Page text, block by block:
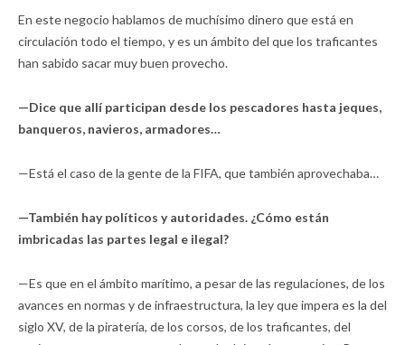
En este negocio hablamos de muchísimo dinero que está en
circulación todo el tiempo, y es un ámbito del que los traficantes
han sabido sacar muy buen provecho.
—Dice que allí participan desde los pescadores hasta jeques,
banqueros, navieros, armadores…
—Está el caso de la gente de la FIFA, que también aprovechaba…
—También hay políticos y autoridades. ¿Cómo están
imbricadas las partes legal e ilegal?
—Es que en el ámbito marítimo, a pesar de las regulaciones, de los
avances en normas y de infraestructura, la ley que impera es la del
siglo XV, de la piratería, de los corsos, de los traficantes, del